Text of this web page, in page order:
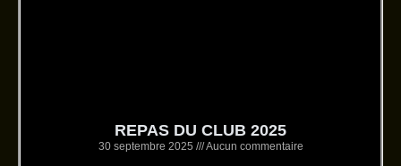
REPAS DU CLUB 2025
30 septembre 2025 Aucun commentaire